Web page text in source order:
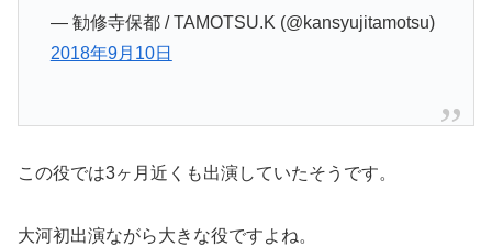
— 勧修寺保都 / TAMOTSU.K (@kansyujitamotsu)
2018年9月10日
この役では3ヶ月近くも出演していたそうです。
大河初出演ながら大きな役ですよね。